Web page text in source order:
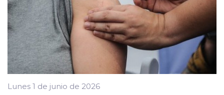
Lunes 1 de junio de 2026